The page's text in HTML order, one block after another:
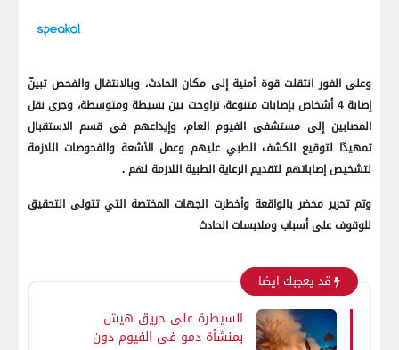
وعلى الفور انتقلت قوة أمنية إلى مكان الحادث، وبالانتقال والفحص تبينّ
إصابة 4 أشخاص بإصابات متنوعة، تراوحت بين بسيطة ومتوسطة، وجرى نقل
المصابين إلى مستشفى الفيوم العام، وإيداعهم في قسم الاستقبال
تمهيدًا لتوقيع الكشف الطبي عليهم وعمل الأشعة والفحوصات اللازمة
لتشخيص إصاباتهم لتقديم الرعاية الطبية اللازمة لهم .
وتم تحرير محضر بالواقعة وأخطرت الجهات المختصة التي تتولى التحقيق
للوقوف على أسباب وملابسات الحادث
قد يعجبك ايضا
السيطرة على حريق هيش
بمنشأة دمو فى الفيوم دون